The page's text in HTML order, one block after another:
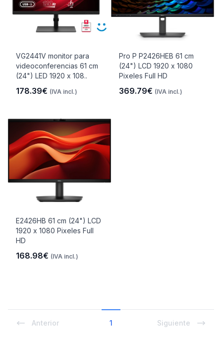
VG2441V monitor para
videoconferencias 61 cm
(24") LED 1920 x 108..
178.39€ (IVA incl.)
Pro P P2426HEB 61 cm
(24") LCD 1920 x 1080
Pixeles Full HD
369.79€ (IVA incl.)
E2426HB 61 cm (24") LCD
1920 x 1080 Pixeles Full
HD
168.98€ (IVA incl.)
Anterior 1 Siguiente